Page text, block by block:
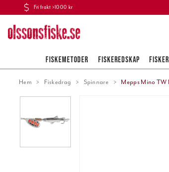
Fri frakt >1000 kr
FISKEMETODER FISKEREDSKAP
Hem Fiskedrag Spinnare Mepps Mino TW